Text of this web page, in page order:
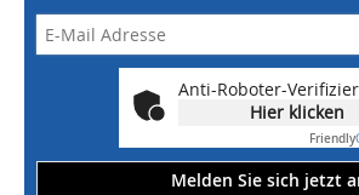
Anti-Roboter-
Hier klicken
Friendly
Melden Sie sich jetzt